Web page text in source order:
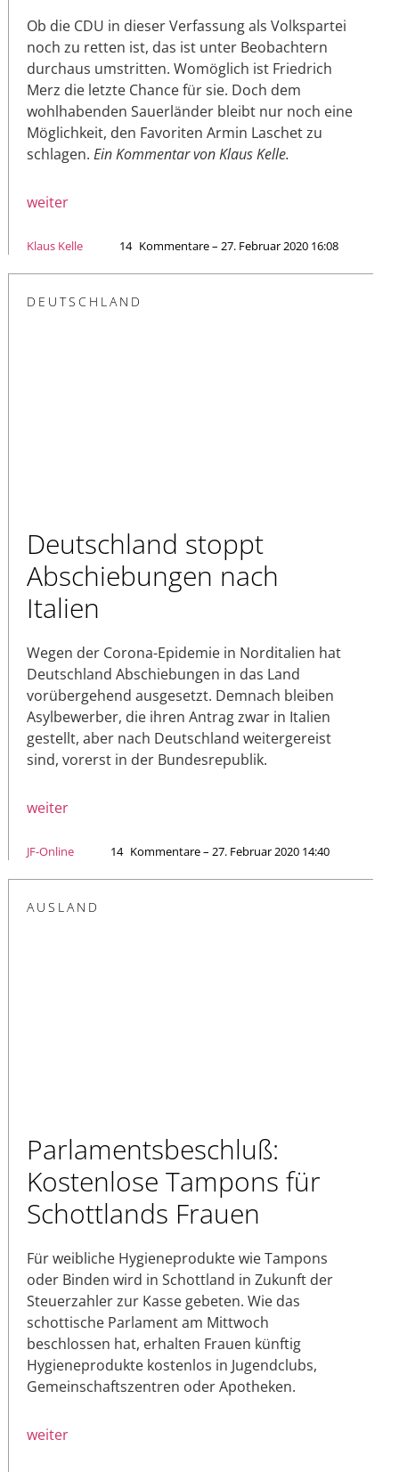
Ob die CDU in dieser Verfassung als Volkspartei
noch zu retten ist, das ist unter Beobachtern
durchaus umstritten. Womöglich ist Friedrich
Merz die letzte Chance für sie. Doch dem
wohlhabenden Sauerländer bleibt nur noch eine
Möglichkeit, den Favoriten Armin Laschet zu
schlagen. Ein Kommentar von Klaus Kelle.
weiter
Klaus Kelle 14 Kommentare – 27. Februar 2020 16:08
DEUTSCHLAND
Deutschland stoppt
Abschiebungen nach
Italien
Wegen der Corona-Epidemie in Norditalien hat
Deutschland Abschiebungen in das Land
vorübergehend ausgesetzt. Demnach bleiben
Asylbewerber, die ihren Antrag zwar in Italien
gestellt, aber nach Deutschland weitergereist
sind, vorerst in der Bundesrepublik.
weiter
JF-Online 14 Kommentare – 27. Februar 2020 14:40
AUSLAND
Parlamentsbeschluß:
Kostenlose Tampons für
Schottlands Frauen
Für weibliche Hygieneprodukte wie Tampons
oder Binden wird in Schottland in Zukunft der
Steuerzahler zur Kasse gebeten. Wie das
schottische Parlament am Mittwoch
beschlossen hat, erhalten Frauen künftig
Hygieneprodukte kostenlos in Jugendclubs,
Gemeinschaftszentren oder Apotheken.
weiter